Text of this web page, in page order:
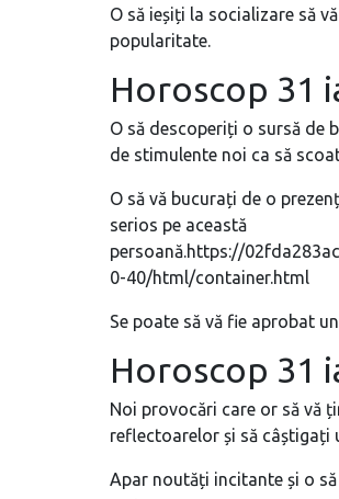
O să ieșiți la socializare să
popularitate.
Horoscop 31
O să descoperiți o sursă de
de stimulente noi ca să
O să vă bucurați de o
serios pe această
persoană.https://
0-40/html/container.html
Se poate să vă fie aprobat
Horoscop 31
Noi provocări care or să vă
reflectoarelor și să câștigați
Apar noutăți incitante și o